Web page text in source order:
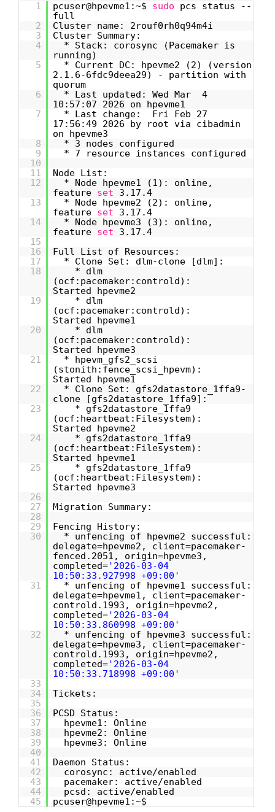
1 pcuser@hpevme1:~$ sudo
pcs status --
full
2
Cluster name: 2rouf0rh0q94m4i
3
Cluster Summary:
4
* Stack: corosync (Pacemaker is
running)
5
* Current DC: hpevme2 (2) (version
2.1.6-6fdc9deea29) - partition with
quorum
6
* Last updated: Wed Mar 4
10:57:07 2026 on hpevme1
7
* Last change: Fri Feb 27
17:56:49 2026 by root via cibadmin
on hpevme3
8
* 3 nodes configured
9
* 7 resource instances configured
10
11
Node List:
12
* Node hpevme1 (1): online,
feature set
3.17.4
13
* Node hpevme2 (2): online,
feature set
3.17.4
14
* Node hpevme3 (3): online,
feature set
3.17.4
15
16
Full List of Resources:
17
* Clone Set: dlm-clone [dlm]:
18
* dlm
(ocf:pacemaker:controld):
Started hpevme2
19
* dlm
(ocf:pacemaker:controld):
Started hpevme1
20
* dlm
(ocf:pacemaker:controld):
Started hpevme3
21
* hpevm_gfs2_scsi
(stonith:fence_scsi_hpevm):
Started hpevme1
22
* Clone Set: gfs2datastore_1ffa9-
clone [gfs2datastore_1ffa9]:
23
* gfs2datastore_1ffa9
(ocf:heartbeat:Filesystem):
Started hpevme2
24
* gfs2datastore_1ffa9
(ocf:heartbeat:Filesystem):
Started hpevme1
25
* gfs2datastore_1ffa9
(ocf:heartbeat:Filesystem):
Started hpevme3
26
27
Migration Summary:
28
29
Fencing History:
30
* unfencing of hpevme2 successful:
delegate=hpevme2, client=pacemaker-
fenced.2051, origin=hpevme3,
completed='2026-03-04
10:50:33.927998 +09:00'
31
* unfencing of hpevme1 successful:
delegate=hpevme1, client=pacemaker-
controld.1993, origin=hpevme2,
completed='2026-03-04
10:50:33.860998 +09:00'
32
* unfencing of hpevme3 successful:
delegate=hpevme3, client=pacemaker-
controld.1993, origin=hpevme2,
completed='2026-03-04
10:50:33.718998 +09:00'
33
34
Tickets:
35
36
PCSD Status:
37
hpevme1: Online
38
hpevme2: Online
39
hpevme3: Online
40
41
Daemon Status:
42
corosync: active/enabled
43
pacemaker: active/enabled
44
pcsd: active/enabled
45
pcuser@hpevme1:~$